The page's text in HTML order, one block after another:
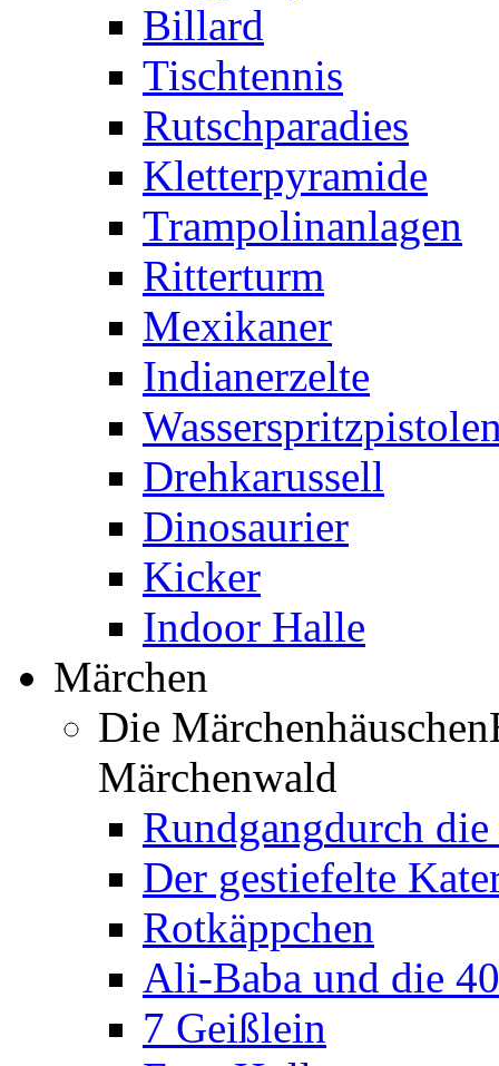
Billard
Tischtennis
Rutschparadies
Kletterpyramide
Trampolinanlagen
Ritterturm
Mexikaner
Indianerzelte
Drehkarussell
Dinosaurier
Kicker
Indoor Halle
Märchen
Die Märchenhäuschen
Märchenwald
Rundgangdurch die
Der gestiefelte
Rotkäppchen
Ali-Baba und die
7 Geißlein